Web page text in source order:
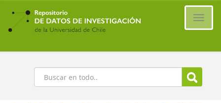
Ir
contenido
principal
Buscar